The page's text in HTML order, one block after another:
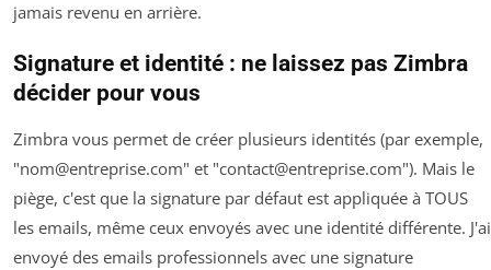
jamais revenu en arrière.
Signature et identité : ne laissez pas Zimbra
décider pour vous
Zimbra vous permet de créer plusieurs identités (par exemple,
"nom@entreprise.com" et "contact@entreprise.com"). Mais le
piège, c'est que la signature par défaut est appliquée à TOUS
les emails, même ceux envoyés avec une identité différente. J'ai
envoyé des emails professionnels avec une signature